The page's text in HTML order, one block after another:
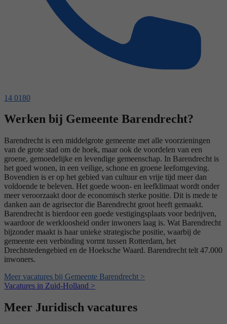
14 0180
Werken bij Gemeente Barendrecht?
Barendrecht is een middelgrote gemeente met alle voorzieningen
van de grote stad om de hoek, maar ook de voordelen van een
groene, gemoedelijke en levendige gemeenschap. In Barendrecht is
het goed wonen, in een veilige, schone en groene leefomgeving.
Bovendien is er op het gebied van cultuur en vrije tijd meer dan
voldoende te beleven. Het goede woon- en leefklimaat wordt onder
meer veroorzaakt door de economisch sterke positie. Dit is mede te
danken aan de agrisector die Barendrecht groot heeft gemaakt.
Barendrecht is hierdoor een goede vestigingsplaats voor bedrijven,
waardoor de werkloosheid onder inwoners laag is. Wat Barendrecht
bijzonder maakt is haar unieke strategische positie, waarbij de
gemeente een verbinding vormt tussen Rotterdam, het
Drechtstedengebied en de Hoeksche Waard. Barendrecht telt 47.000
inwoners.
Meer vacatures bij Gemeente Barendrecht >
Vacatures in Zuid-Holland >
Meer Juridisch vacatures